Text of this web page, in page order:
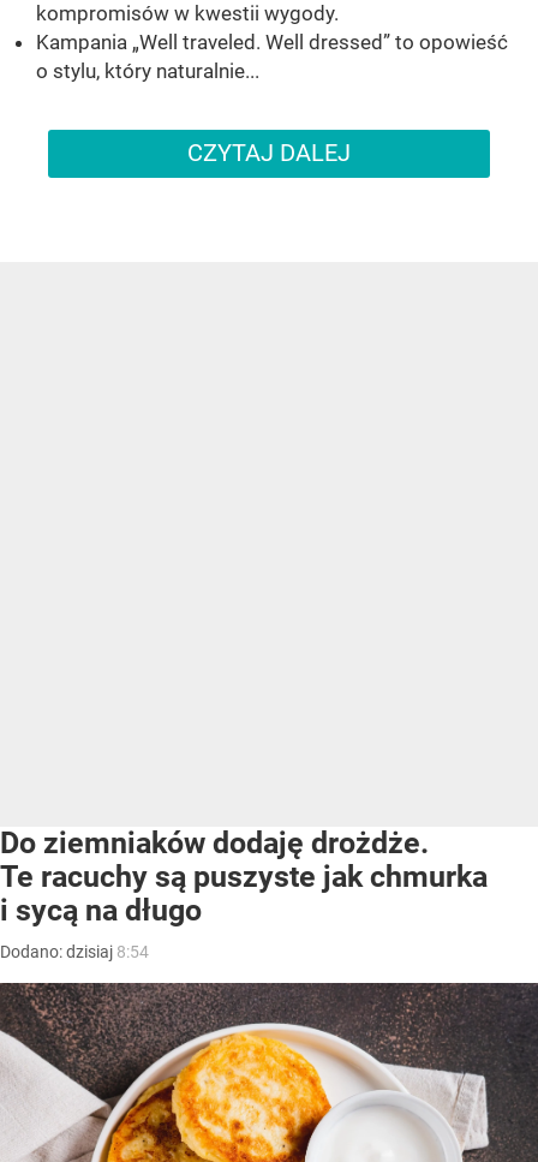
kompromisów w kwestii wygody.
Kampania „Well traveled. Well dressed” to opowieść
o stylu, który naturalnie...
CZYTAJ DALEJ
Do ziemniaków dodaję drożdże.
Te racuchy są puszyste jak chmurka
i sycą na długo
Dodano:dzisiaj 8:54